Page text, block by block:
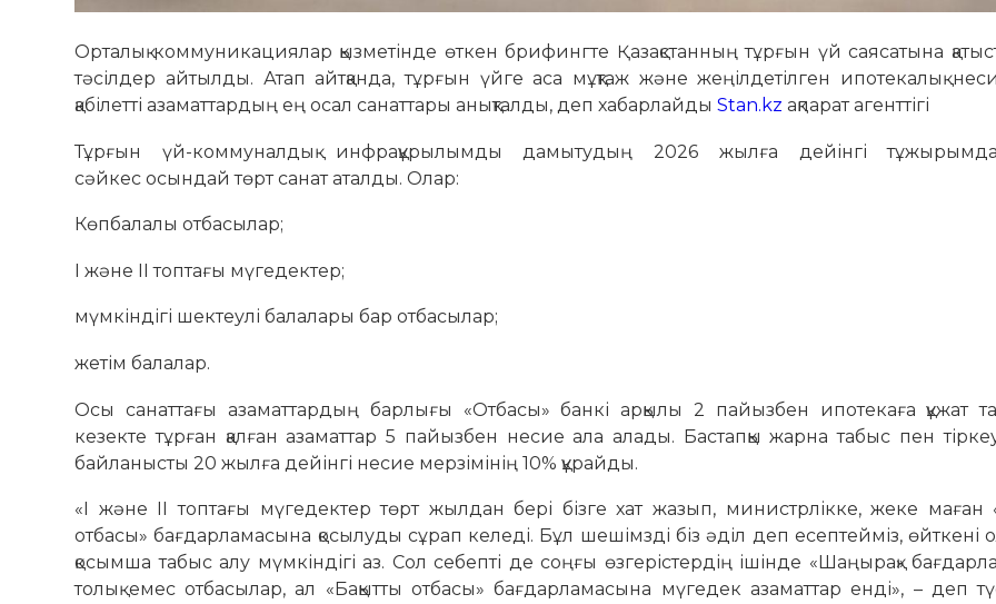
Орталық коммуникациялар қызметінде өткен брифингте Қазақстанның тұрғын үй саясатына
тәсілдер айтылды. Атап айтқанда, тұрғын үйге аса мұқтаж және жеңілдетілген ипотекалық
қабілетті азаматтардың ең осал санаттары анықталды, деп хабарлайдыStan.kz ақпарат агенттігі
Тұрғын үй-коммуналдық инфрақұрылымды дамытудың 2026 жылға дейінгі
сәйкес осындай төрт санат аталды. Олар:
Көпбалалы отбасылар;
I және II топтағы мүгедектер;
мүмкіндігі шектеулі балалары бар отбасылар;
жетім балалар.
Осы санаттағы азаматтардың барлығы «Отбасы» банкі арқылы 2 пайызбен ипотекаға құжат
кезекте тұрған қалған азаматтар 5 пайызбен несие ала алады. Бастапқы жарна табыс пен
байланысты 20 жылға дейінгі несие мерзімінің 10% құрайды.
«І және ІІ топтағы мүгедектер төрт жылдан бері бізге хат жазып, министрлікке, жеке маған
отбасы» бағдарламасына қосылуды сұрап келеді. Бұл шешімзді біз әділ деп есептейміз, өйткені
қосымша табыс алу мүмкіндігі аз. Сол себепті де соңғы өзгерістердің ішінде «Шаңырақ»
толық емес отбасылар, ал «Бақытты отбасы» бағдарламасына мүгедек азаматтар енді», – деп